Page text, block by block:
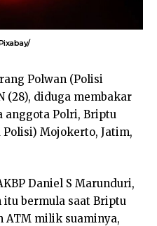
Polwan (Polisi
(28), diduga membakar
anggota Polri, Briptu
Polisi) Mojokerto, Jatim,
Daniel S Marunduri,
bermula saat Briptu
ATM milik suaminya,